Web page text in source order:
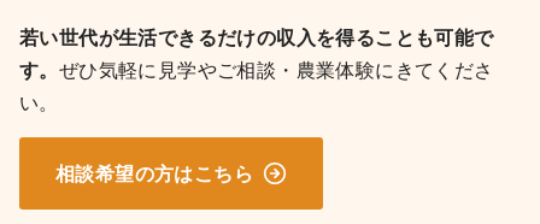
若い世代が生活できるだけの収入を得ることも可能で
す。 ぜひ気軽に見学やご相談・農業体験にきてくださ
い。
相談希望の方はこちら